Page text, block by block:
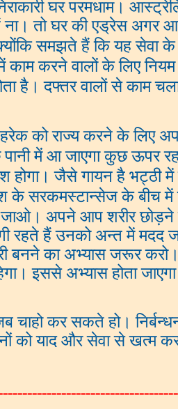
घर परमधाम।
ना। तो घर की एड्रेस अगर
समझते हैं कि यह सेवा के
काम करने वालों के लिए नियम
है। दफ्तर वालों से काम
हरेक को राज्य करने के लिए
पानी में आ जाएगा कुछ
जैसे गायन है भट्ठी में
के सरकमस्टान्सेज के बीच में
जाओ। अपने आप शरीर
रहते हैं उनको अन्त में
बनने का अभ्यास जरूर
इससे अभ्यास होता
चाहो कर सकते हो।
को याद और सेवा से खत्म